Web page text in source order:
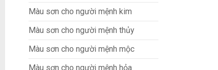
Màu sơn cho người mệnh kim
Màu sơn cho người mệnh thủy
Màu sơn cho người mệnh mộc
Màu sơn cho người mệnh hỏa